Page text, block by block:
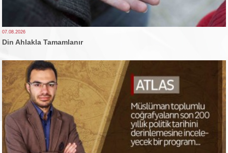
07.08.2026
Din Ahlakla Tamamlanır